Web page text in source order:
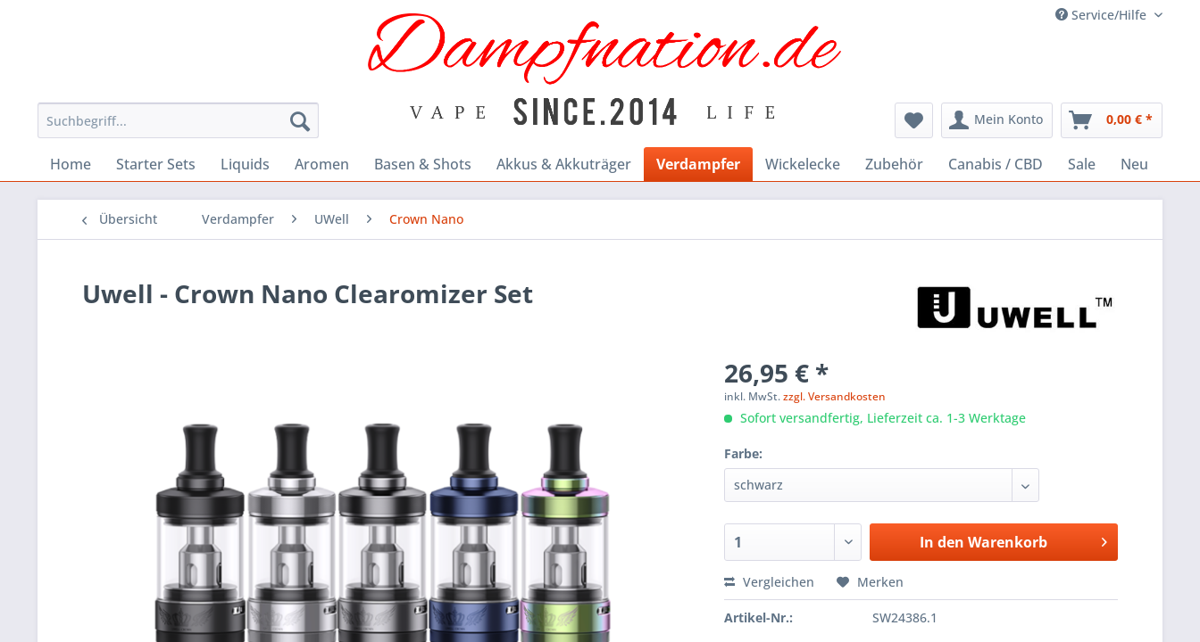
Service/Hilfe
Mein Konto 0,00 € *
Home Starter Sets Liquids Aromen Basen & Shots Akkus & Akkuträger Verdampfer Wickelecke Zubehör Canabis / CBD Sale Neu
Übersicht Verdampfer UWell Crown Nano
Uwell - Crown Nano Clearomizer Set
26,95 € *
inkl. MwSt.zzgl. Versandkosten
Sofort versandfertig, Lieferzeit ca. 1-3 Werktage
Farbe:
In den Warenkorb
Vergleichen Merken
Artikel-Nr.: SW24386.1